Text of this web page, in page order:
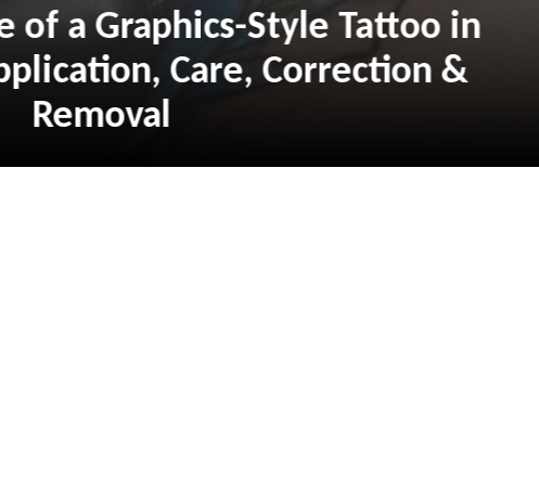
of a Graphics-Style Tattoo in
Application, Care, Correction, and
Removal